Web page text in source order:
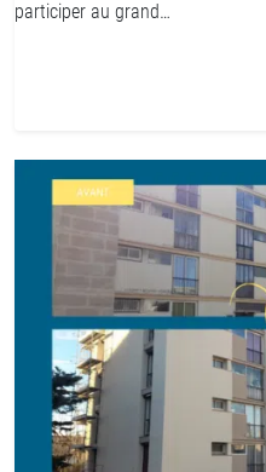
participer au grand…